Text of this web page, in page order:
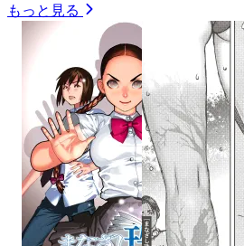
もっと見る